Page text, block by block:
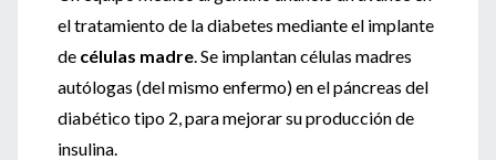
el tratamiento de la diabetes mediante el implante
de células madre. Se implantan células madres
autólogas (del mismo enfermo) en el páncreas del
diabético tipo 2, para mejorar su producción de
insulina.